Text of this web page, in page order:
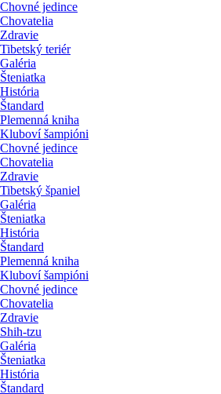
Chovné jedince
Chovatelia
Zdravie
Tibetský teriér
Galéria
Šteniatka
História
Štandard
Plemenná kniha
Kluboví šampióni
Chovné jedince
Chovatelia
Zdravie
Tibetský španiel
Galéria
Šteniatka
História
Štandard
Plemenná kniha
Kluboví šampióni
Chovné jedince
Chovatelia
Zdravie
Shih-tzu
Galéria
Šteniatka
História
Štandard